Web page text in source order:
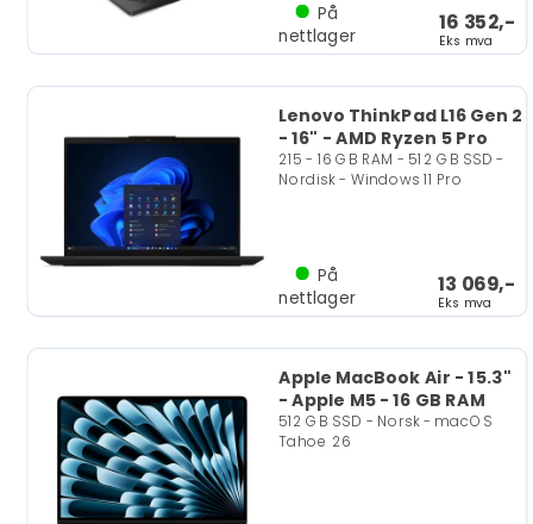
16 352,-
Eks mva
På
nettlager
Lenovo ThinkPad L16 Gen 2
- 16" - AMD Ryzen 5 Pro
215 - 16 GB RAM - 512 GB SSD -
Nordisk - Windows 11 Pro
13 069,-
Eks mva
På
nettlager
Apple MacBook Air - 15.3"
- Apple M5 - 16 GB RAM
512 GB SSD - Norsk - macOS
Tahoe 26